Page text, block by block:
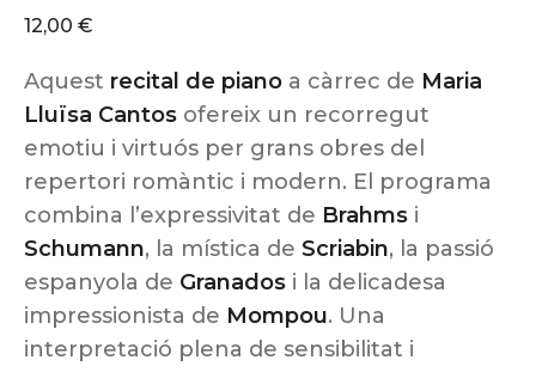
12,00 €
Aquest recital de piano a càrrec de Maria
Lluïsa Cantos ofereix un recorregut
emotiu i virtuós per grans obres del
repertori romàntic i modern. El programa
combina l’expressivitat de Brahms i
Schumann, la mística de Scriabin, la passió
espanyola de Granados i la delicadesa
impressionista de Mompou. Una
interpretació plena de sensibilitat i